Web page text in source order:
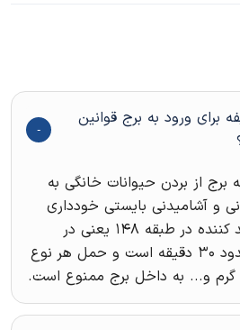
یک مرکز شهری جدید در این
همچنین، این برج به عنوان یک الگوی
در دنیا شناخته شده است.
برج خلیفه توسط شرکت معماری آمریکایی Skidmore, Owings
برای ورود به برج قوانین
برج از بردن حیوانات خانگی به
و آشامیدنی بایستی خودداری
شود. توقف هر بازدید کننده در طبقه ۱۴۸ یعنی در
ارتفاع ۵۵۵ متری حدود ۳۰ دقیقه است و حمل هر نوع
گرم و... به داخل برج ممنوع است.